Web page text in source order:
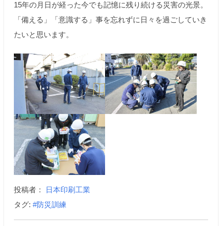
15年の月日が経った今でも記憶に残り続ける災害の光景。
「備える」「意識する」事を忘れずに日々を過ごしていき
たいと思います。
投稿者：
日本印刷工業
タグ: #防災訓練